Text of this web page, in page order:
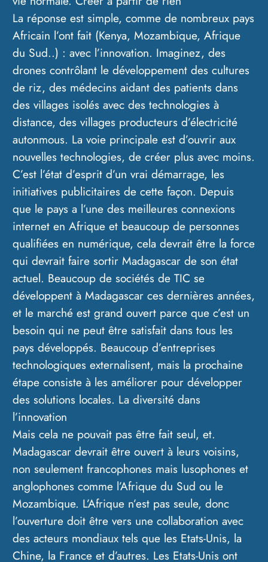
La réponse est simple, comme de nombreux pays
Africain l’ont fait (Kenya, Mozambique, Afrique
du Sud..) : avec l’innovation. Imaginez, des
drones contrôlant le développement des cultures
de riz, des médecins aidant des patients dans
des villages isolés avec des technologies à
distance, des villages producteurs d’électricité
autonmous. La voie principale est d’ouvrir aux
nouvelles technologies, de créer plus avec moins.
C’est l’état d’esprit d’un vrai démarrage, les
initiatives publicitaires de cette façon. Depuis
que le pays a l’une des meilleures connexions
internet en Afrique et beaucoup de personnes
qualifiées en numérique, cela devrait être la force
qui devrait faire sortir Madagascar de son état
actuel. Beaucoup de sociétés de TIC se
développent à Madagascar ces dernières années,
et le marché est grand ouvert parce que c’est un
besoin qui ne peut être satisfait dans tous les
pays développés. Beaucoup d’entreprises
technologiques externalisent, mais la prochaine
étape consiste à les améliorer pour développer
des solutions locales. La diversité dans
l’innovation
Mais cela ne pouvait pas être fait seul, et.
Madagascar devrait être ouvert à leurs voisins,
non seulement francophones mais lusophones et
anglophones comme l’Afrique du Sud ou le
Mozambique. L’Afrique n’est pas seule, donc
l’ouverture doit être vers une collaboration avec
des acteurs mondiaux tels que les Etats-Unis, la
Chine, la France et d’autres. Les Etats-Unis ont